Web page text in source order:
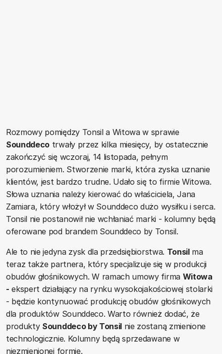
Rozmowy pomiędzy Tonsil a Witowa w sprawie
Sounddeco trwały przez kilka miesięcy, by ostatecznie
zakończyć się wczoraj, 14 listopada, pełnym
porozumieniem. Stworzenie marki, która zyska uznanie
klientów, jest bardzo trudne. Udało się to firmie Witowa.
Słowa uznania należy kierować do właściciela, Jana
Zamiara, który włożył w Sounddeco dużo wysiłku i serca.
Tonsil nie postanowił nie wchłaniać marki - kolumny będą
oferowane pod brandem Sounddeco by Tonsil.
Ale to nie jedyna zysk dla przedsiębiorstwa. Tonsilma
teraz także partnera, który specjalizuje się w produkcji
obudów głośnikowych. W ramach umowy firma Witowa
- ekspert działający na rynku wysokojakościowej stolarki
- będzie kontynuować produkcję obudów głośnikowych
dla produktów Sounddeco. Warto również dodać, że
produkty Sounddeco by Tonsil nie zostaną zmienione
technologicznie. Kolumny będą sprzedawane w
niezmienionej formie.